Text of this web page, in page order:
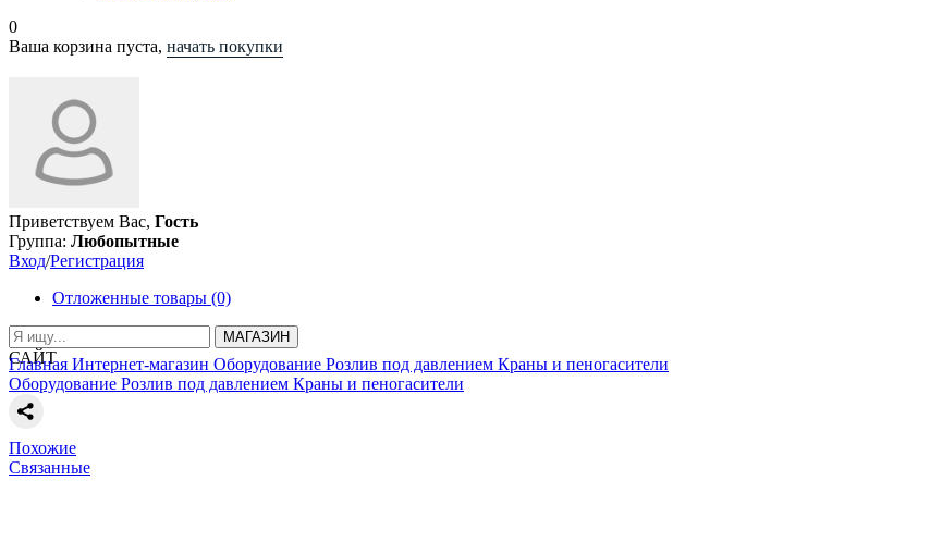
0
Ваша корзина пуста, начать покупки
Приветствуем Вас, Гость
Группа: Любопытные
Вход/Регистрация
Отложенные товары (0)
МАГАЗИН
САЙТ
Главная Интернет-магазин Оборудование Розлив под давлением Краны и пеногасители
Оборудование Розлив под давлением Краны и пеногасители
Похожие
Связанные